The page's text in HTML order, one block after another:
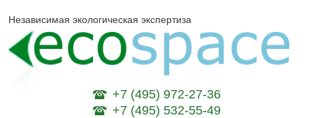
Независимая экологическая экспертиза
+7 (495) 972-27-36
+7 (495) 532-55-49